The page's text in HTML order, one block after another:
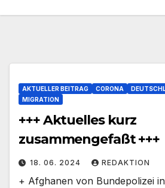
AKTUELLER BEITRAG CORONA
MIGRATION
+++ Aktuelles kurz
zusammengefaßt +++
18. 06. 2024 REDAKTION
+ Afghanen von Bundepolizei